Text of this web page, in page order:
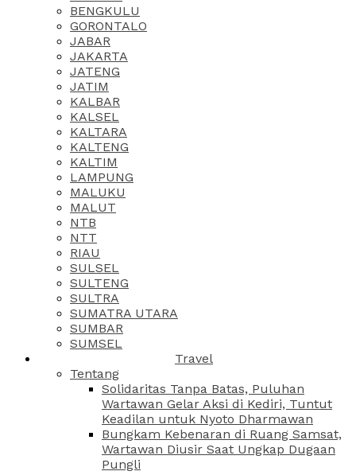
BENGKULU
GORONTALO
JABAR
JAKARTA
JATENG
JATIM
KALBAR
KALSEL
KALTARA
KALTENG
KALTIM
LAMPUNG
MALUKU
MALUT
NTB
NTT
RIAU
SULSEL
SULTENG
SULTRA
SUMATRA UTARA
SUMBAR
SUMSEL
Travel
Tentang
Solidaritas Tanpa Batas, Puluhan
Wartawan Gelar Aksi di Kediri, Tuntut
Keadilan untuk Nyoto Dharmawan
Bungkam Kebenaran di Ruang Samsat,
Wartawan Diusir Saat Ungkap Dugaan
Pungli